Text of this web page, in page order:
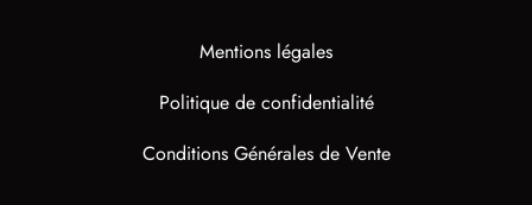
Mentions légales
Politique de confidentialité
Conditions Générales de Vente